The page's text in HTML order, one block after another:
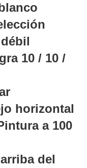
10 / 10 /
horizontal
a 100
del